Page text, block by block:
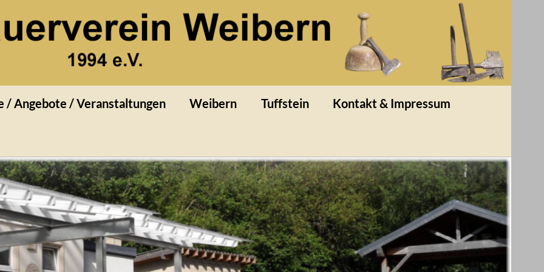
/ Angebote / Veranstaltungen Weibern Tuffstein Kontakt & Impressum